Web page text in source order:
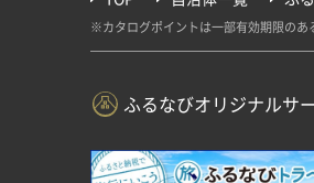
※カタログポイントは一部有効期限のあ
ふるなびオリジナルサ